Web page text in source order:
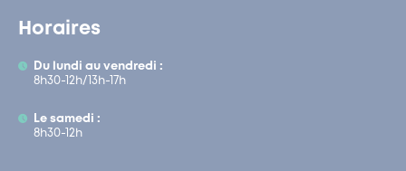
Horaires
Du lundi au vendredi :
8h30-12h/13h-17h
Le samedi :
8h30-12h